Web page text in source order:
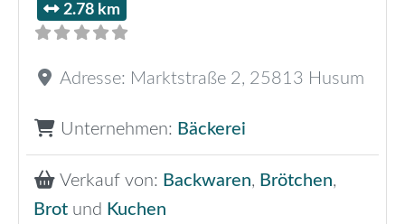
2.78 km
Adresse: Marktstraße 2, 25813 Husum
Unternehmen: Bäckerei
Verkauf von: Backwaren, Brötchen,
Brot und Kuchen